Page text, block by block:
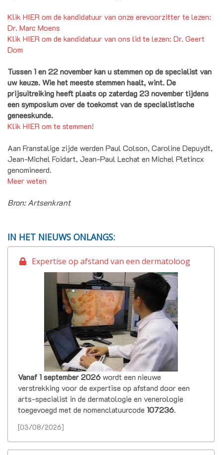
Klik HIER om de kandidatuur van onze erevoorzitter te lezen:
Dr. Marc Moens
Klik HIER om de kandidatuur van ons lid te lezen: Dr. Geert
Dom
Tussen 1 en 22 november kan u stemmen op de specialist van
uw keuze. Wie het meeste stemmen haalt, wint. De
prijsuitreiking heeft plaats op zaterdag 23 november tijdens
een symposium over de toekomst van de specialistische
geneeskunde.
Klik HIER om te stemmen!
Aan Franstalige zijde werden Paul Colson, Caroline Depuydt,
Jean-Michel Foidart, Jean-Paul Lechat en Michel Pletincx
genomineerd.
Meer weten
Bron: Artsenkrant
IN HET NIEUWS ONLANGS:
Expertise op afstand van een dermatoloog
Vanaf 1 september 2026wordt een nieuwe
verstrekking voor de expertise op afstand door een
arts-specialist in de dermatologie en venerologie
toegevoegd met de nomenclatuurcode 107236.
[03/08/2026]